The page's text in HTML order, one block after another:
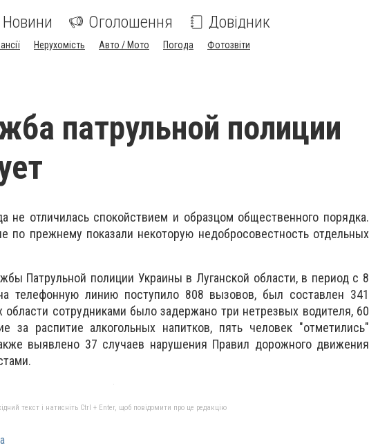
Новини Оголошення Довідник
Нерухомість Авто / Мото Погода Фотозвіти
патрульной полиции
не отличилась спокойствием и образцом общественного порядка.
по прежнему показали некоторую недобросовестность отдельных
Патрульной полиции Украины в Луганской области, в период с 8
телефонную линию поступило 808 вызовов, был составлен 341
области сотрудниками было задержано три нетрезвых водителя, 60
за распитие алкогольных напитков, пять человек "отметились"
выявлено 37 случаев нарушения Правил дорожного движения
текст і натисніть Ctrl + Enter, щоб повідомити про це редакцію